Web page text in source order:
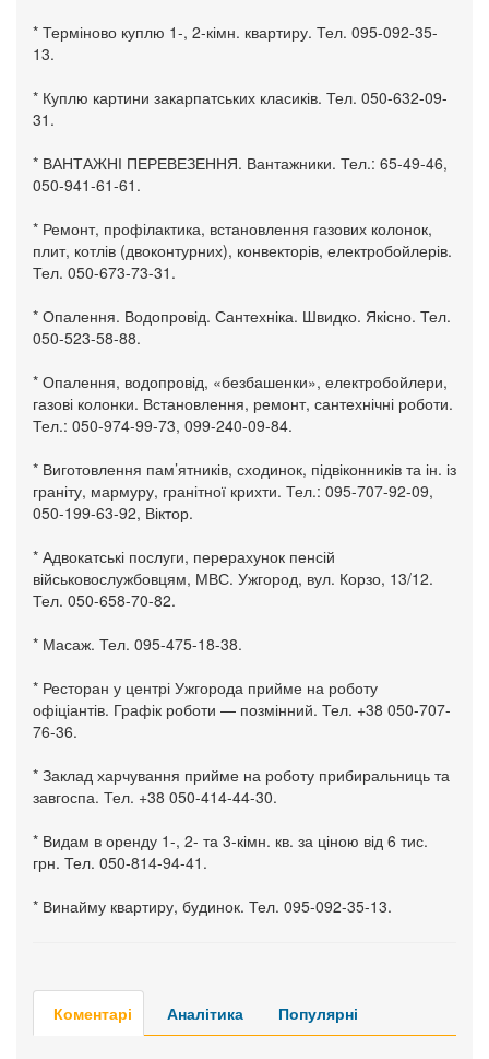
* Терміново куплю 1-, 2-кімн. квартиру. Тел. 095-092-35-
13.
* Куплю картини закарпатських класиків. Тел. 050-632-09-
31.
* ВАНТАЖНІ ПЕРЕВЕЗЕННЯ. Вантажники. Тел.: 65-49-46,
050-941-61-61.
* Ремонт, профілактика, встановлення газових колонок,
плит, котлів (двоконтурних), конвекторів, електробойлерів.
Тел. 050-673-73-31.
* Опалення. Водопровід. Сантехніка. Швидко. Якісно. Тел.
050-523-58-88.
* Опалення, водопровід, «безбашенки», електробойлери,
газові колонки. Встановлення, ремонт, сантехнічні роботи.
Тел.: 050-974-99-73, 099-240-09-84.
* Виготовлення пам’ятників, сходинок, підвіконників та ін. із
граніту, мармуру, гранітної крихти. Тел.: 095-707-92-09,
050-199-63-92, Віктор.
* Адвокатські послуги, перерахунок пенсій
військовослужбовцям, МВС. Ужгород, вул. Корзо, 13/12.
Тел. 050-658-70-82.
* Масаж. Тел. 095-475-18-38.
* Ресторан у центрі Ужгорода прийме на роботу
офіціантів. Графік роботи — позмінний. Тел. +38 050-707-
76-36.
* Заклад харчування прийме на роботу прибиральниць та
завгоспа. Тел. +38 050-414-44-30.
* Видам в оренду 1-, 2- та 3-кімн. кв. за ціною від 6 тис.
грн. Тел. 050-814-94-41.
* Винайму квартиру, будинок. Тел. 095-092-35-13.
Коментарі Аналітика Популярні